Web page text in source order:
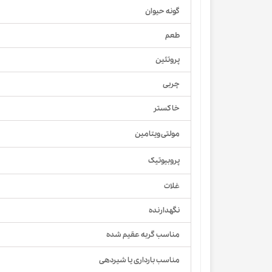
گونه حیوان
طعم
پروتئین
چربی
خاکستر
مولتی ویتامین
پروبیوتیک
غلات
نگهدارنده
مناسب گربه عقیم شده
مناسب بارداری یا شیردهی